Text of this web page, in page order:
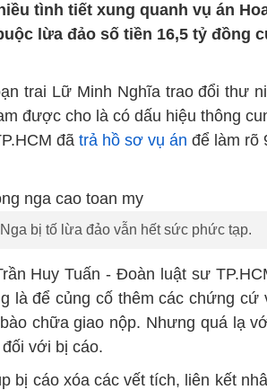
tình tiết xung quanh vụ án
lừa đảo số tiền 16,5 tỷ đồng
trai Lữ Minh Nghĩa trao đổi thư
được cho là có dấu hiệu thông
đã trả hồ sơ vụ án để làm rõ
bị tố lừa đảo vẫn hết sức phức tạp.
Huy Tuấn - Đoàn luật sư
là để củng cố thêm các chứng cứ
chữa giao nộp. Nhưng quá lạ
với bị cáo.
bị cáo xóa các vết tích, liên kết